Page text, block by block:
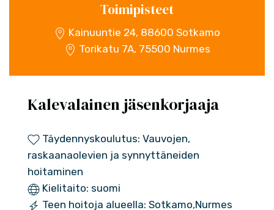
Toimipisteet
Kainuuntie 24, 88600 Sotkamo
Torikatu 7A, 75500 Nurmes
Kalevalainen jäsenkorjaaja
Täydennyskoulutus: Vauvojen,
raskaanaolevien ja synnyttäneiden
hoitaminen
Kielitaito: suomi
Teen hoitoja alueella: Sotkamo,Nurmes